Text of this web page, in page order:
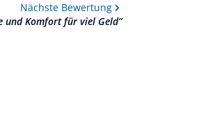
Nächste Bewertung
und Komfort für viel Geld”